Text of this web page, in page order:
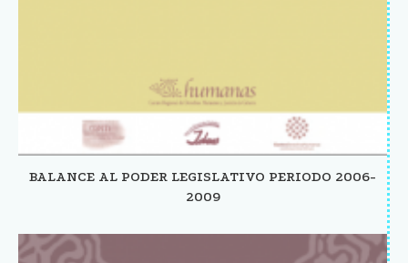
BALANCE AL PODER LEGISLATIVO PERIODO 2006-
2009